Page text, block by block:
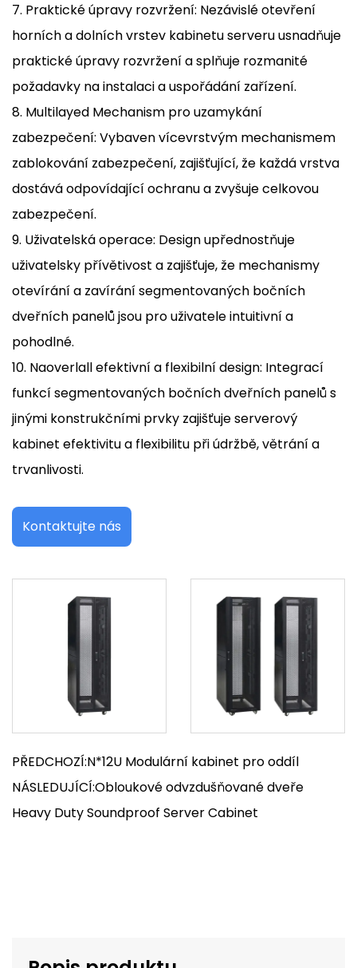
7. Praktické úpravy rozvržení: Nezávislé otevření
horních a dolních vrstev kabinetu serveru usnadňuje
praktické úpravy rozvržení a splňuje rozmanité
požadavky na instalaci a uspořádání zařízení.
8. Multilayed Mechanism pro uzamykání
zabezpečení: Vybaven vícevrstvým mechanismem
zablokování zabezpečení, zajišťující, že každá vrstva
dostává odpovídající ochranu a zvyšuje celkovou
zabezpečení.
9. Uživatelská operace: Design upřednostňuje
uživatelsky přívětivost a zajišťuje, že mechanismy
otevírání a zavírání segmentovaných bočních
dveřních panelů jsou pro uživatele intuitivní a
pohodlné.
10. Naoverlall efektivní a flexibilní design: Integrací
funkcí segmentovaných bočních dveřních panelů s
jinými konstrukčními prvky zajišťuje serverový
kabinet efektivitu a flexibilitu při údržbě, větrání a
trvanlivosti.
Kontaktujte nás
PŘEDCHOZÍ:N*12U Modulární kabinet pro oddíl
NÁSLEDUJÍCÍ:Obloukové odvzdušňované dveře
Heavy Duty Soundproof Server Cabinet